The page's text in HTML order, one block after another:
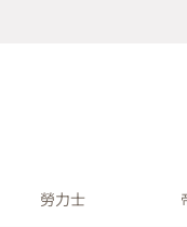
勞力士